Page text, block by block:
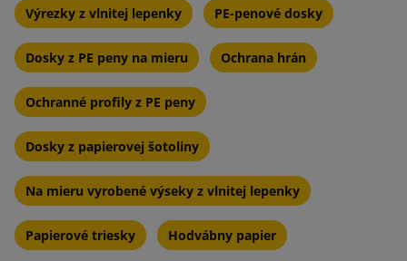
Výrezky z vlnitej lepenky PE-penové dosky
Dosky z PE peny na mieru Ochrana hrán
Ochranné profily z PE peny
Dosky z papierovej šotoliny
Na mieru vyrobené výseky z vlnitej lepenky
Papierové triesky Hodvábny papier